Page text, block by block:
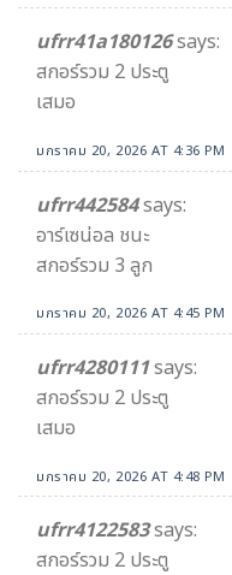
ufrr41a180126says:
สกอร์รวม 2 ประตู
เสมอ
มกราคม 20, 2026 AT 4:36 PM
ufrr442584says:
อาร์เซน่อล ชนะ
สกอร์รวม 3 ลูก
มกราคม 20, 2026 AT 4:45 PM
ufrr4280111says:
สกอร์รวม 2 ประตู
เสมอ
มกราคม 20, 2026 AT 4:48 PM
ufrr4122583says:
สกอร์รวม 2 ประตู